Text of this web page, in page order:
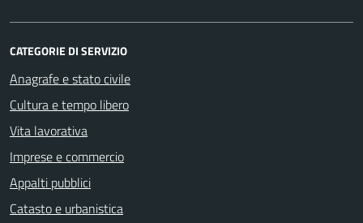
CATEGORIE DI SERVIZIO
Anagrafe e stato civile
Cultura e tempo libero
Vita lavorativa
Imprese e commercio
Appalti pubblici
Catasto e urbanistica